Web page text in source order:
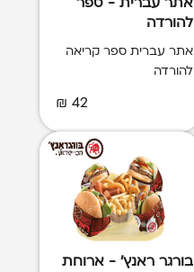
אתר עברית - ספר
להורדה
אתר עברית ספר קריאה
להורדה
42 ₪
בורגר ראנץ' - ארוחת